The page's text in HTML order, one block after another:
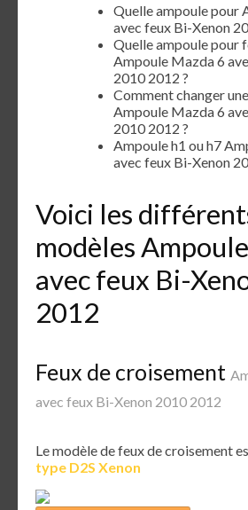
Quelle ampoule pour
avec feux Bi-Xenon
Quelle ampoule pour
Ampoule Mazda 6
2010 2012 ?
Comment changer
Ampoule Mazda 6
2010 2012 ?
Ampoule h1 ou h7
avec feux Bi-Xenon
Voici les
modèles
avec feux Bi-
2012
Feux de croisement
avec feux Bi-Xenon 2010 2012
Le modèle de feux de croisement
type D2S Xenon